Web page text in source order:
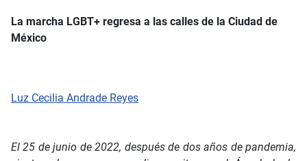
La marcha LGBT+ regresa a las calles de la Ciudad de
México
Luz Cecilia Andrade Reyes
El 25 de junio de 2022, después de dos años de pandemia,